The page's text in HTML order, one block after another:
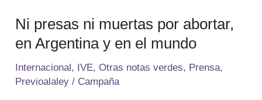
Ni presas ni muertas por abortar,
en Argentina y en el mundo
Internacional, IVE,Otras notas verdes, Prensa,
Previoalaley / Campaña